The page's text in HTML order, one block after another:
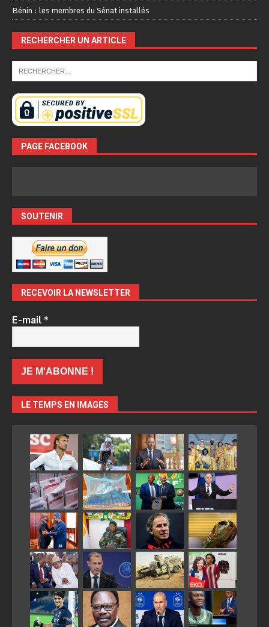
Bénin : les membres du Sénat installés
RECHERCHER UN ARTICLE
PAGE FACEBOOK
SOUTENIR
RECEVOIR LA NEWSLETTER
E-mail*
LE TEMPS EN IMAGES